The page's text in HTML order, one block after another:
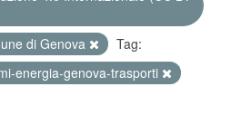
di Genova
Tag:
energia-genova-trasporti